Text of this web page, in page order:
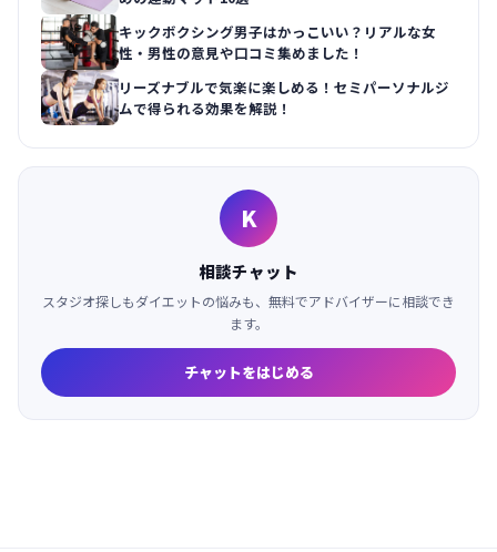
キックボクシング男子はかっこいい？リアルな女
性・男性の意見や口コミ集めました！
リーズナブルで気楽に楽しめる！セミパーソナルジ
ムで得られる効果を解説！
K
相談チャット
スタジオ探しもダイエットの悩みも、無料でアドバイザーに相談でき
ます。
チャットをはじめる